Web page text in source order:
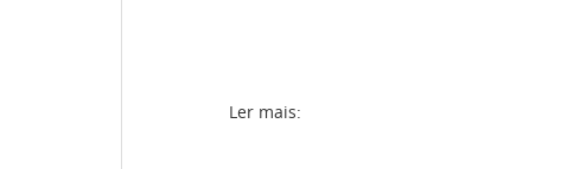
Ler mais: